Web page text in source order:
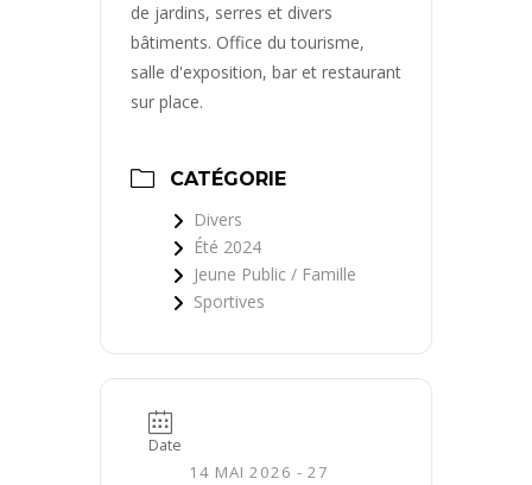
de jardins, serres et divers
bâtiments. Office du tourisme,
salle d'exposition, bar et restaurant
sur place.
CATÉGORIE
Divers
Été 2024
Jeune Public / Famille
Sportives
Date
14 MAI 2026 - 27